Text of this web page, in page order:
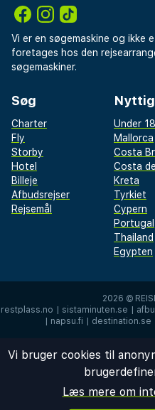
Vi er en søgemaskine og ikke
foretages hos den
søgemaskiner.
Søg
Charter
Fly
Storby
Hotel
Billeje
Afbudsrejser
Rejsemål
Under
Mallorca
Costa
Costa
Kreta
Tyrkiet
Cypern
Portugal
Thailand
Egypten
2026 ©
restplass.no
sistaminuten.se
napsu.fi destination.se
Vi bruger cookies til
Læs mere om